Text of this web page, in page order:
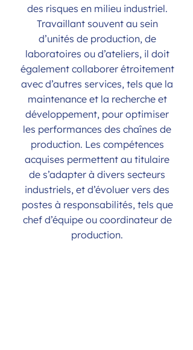
des risques en milieu industriel.
Travaillant souvent au sein
d’unités de production, de
laboratoires ou d’ateliers, il doit
également collaborer étroitement
avec d’autres services, tels que la
maintenance et la recherche et
développement, pour optimiser
les performances des chaînes de
production. Les compétences
acquises permettent au titulaire
de s’adapter à divers secteurs
industriels, et d’évoluer vers des
postes à responsabilités, tels que
chef d’équipe ou coordinateur de
production.